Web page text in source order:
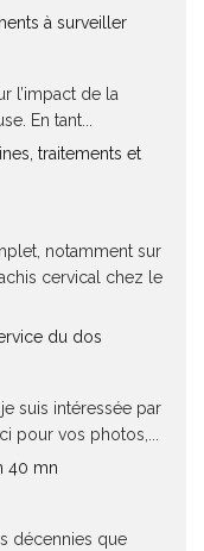
à surveiller
l’impact de la
En tant...
traitements et
notamment sur
cervical chez le
du dos
suis intéressée par
pour vos photos,...
40 mn
décennies que